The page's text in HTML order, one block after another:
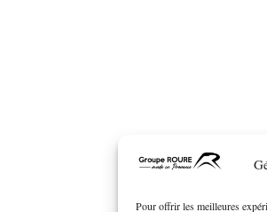
Pour offrir les meilleures